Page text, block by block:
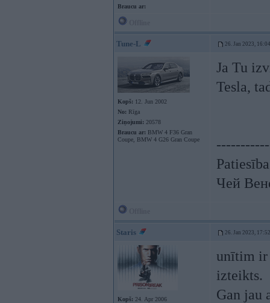
Braucu ar:
Tune-L 26. Jan 2023, 16:04
Kopš: 12. Jun 2002
No: Rīga
Ziņojumi: 20578
Braucu ar: BMW 4 F36 Gran
Coupe, BMW 4 G26 Gran Coupe
Ja Tu
Tesla,
Чей
Staris 26. Jan 2023, 17:52
Kopš: 24. Apr 2006
unītim ir
izteikts.
Gan jau